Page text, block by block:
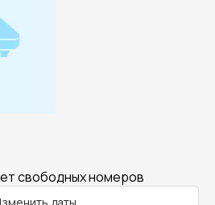
свободных номеров
даты